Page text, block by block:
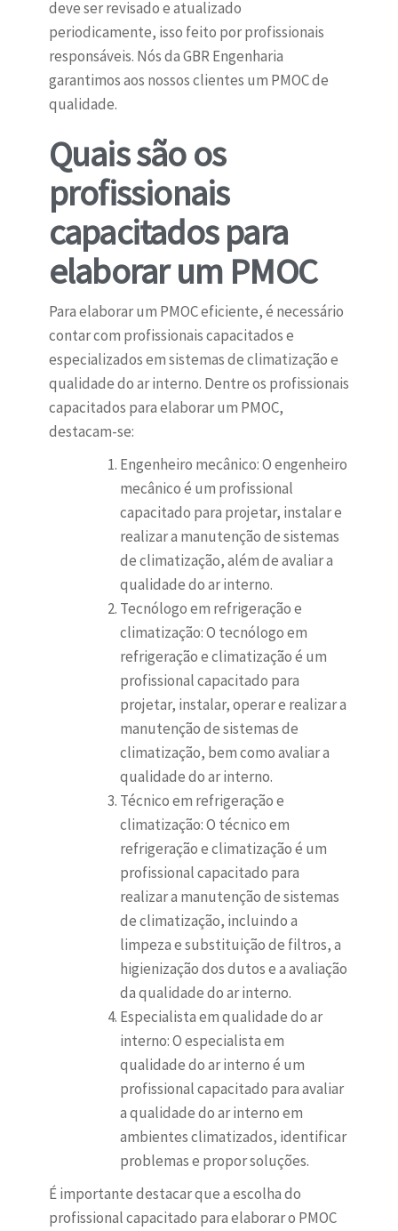
deve ser revisado e atualizado
periodicamente, isso feito por profissionais
responsáveis. Nós da GBR Engenharia
garantimos aos nossos clientes um PMOC de
qualidade.
Quais são os
profissionais
capacitados para
elaborar um PMOC
Para elaborar um PMOC eficiente, é necessário
contar com profissionais capacitados e
especializados em sistemas de climatização e
qualidade do ar interno. Dentre os profissionais
capacitados para elaborar um PMOC,
destacam-se:
Engenheiro mecânico: O engenheiro
mecânico é um profissional
capacitado para projetar, instalar e
realizar a manutenção de sistemas
de climatização, além de avaliar a
qualidade do ar interno.
Tecnólogo em refrigeração e
climatização: O tecnólogo em
refrigeração e climatização é um
profissional capacitado para
projetar, instalar, operar e realizar a
manutenção de sistemas de
climatização, bem como avaliar a
qualidade do ar interno.
Técnico em refrigeração e
climatização: O técnico em
refrigeração e climatização é um
profissional capacitado para
realizar a manutenção de sistemas
de climatização, incluindo a
limpeza e substituição de filtros, a
higienização dos dutos e a avaliação
da qualidade do ar interno.
Especialista em qualidade do ar
interno: O especialista em
qualidade do ar interno é um
profissional capacitado para avaliar
a qualidade do ar interno em
ambientes climatizados, identificar
problemas e propor soluções.
É importante destacar que a escolha do
profissional capacitado para elaborar o PMOC